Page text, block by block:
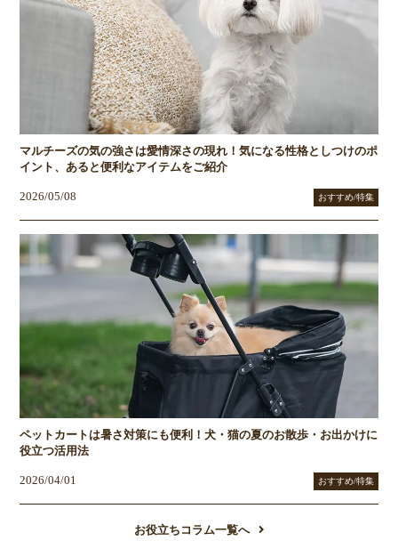
マルチーズの気の強さは愛情深さの現れ！気になる性格としつけのポ
イント、あると便利なアイテムをご紹介
2026/05/08 おすすめ/特集
ペットカートは暑さ対策にも便利！犬・猫の夏のお散歩・お出かけに
役立つ活用法
2026/04/01 おすすめ/特集
お役立ちコラム一覧へ